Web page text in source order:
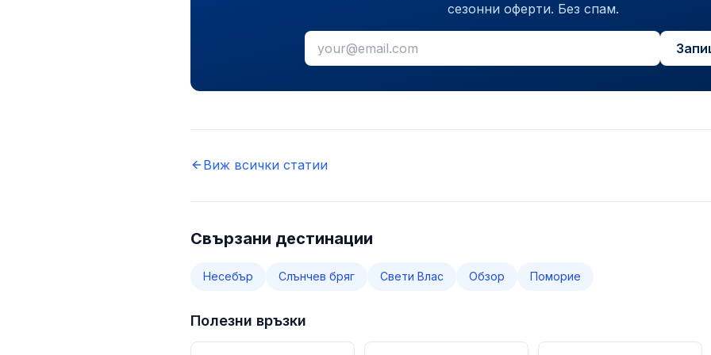
сезонни оферти. Без спам.
Виж всички статии
Свързани дестинации
Несебър Слънчев бряг Свети Влас Обзор Поморие
Полезни връзки